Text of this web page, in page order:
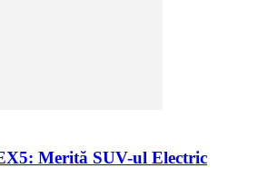
Merită SUV-ul Electric